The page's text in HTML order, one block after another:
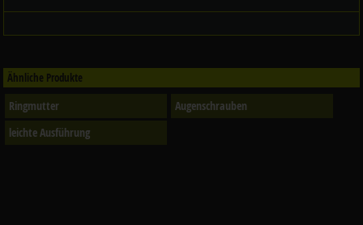
Ähnliche Produkte
Ringmutter
Augenschrauben
leichte Ausführung